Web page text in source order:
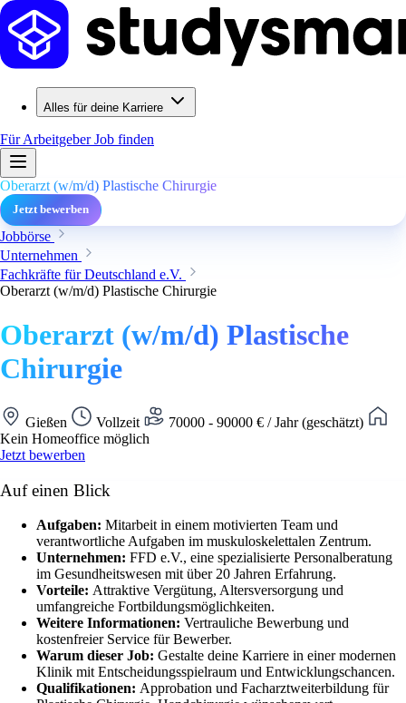
Alles für deine Karriere
Für ArbeitgeberJob finden
Oberarzt (w/m/d) Plastische Chirurgie
Jetzt bewerben
Jobbörse
Unternehmen
Fachkräfte für Deutschland e.V.
Oberarzt (w/m/d) Plastische Chirurgie
Oberarzt (w/m/d) Plastische
Chirurgie
Gießen Vollzeit
70000 - 90000 € / Jahr (geschätzt)
Kein Homeoffice möglich
Jetzt bewerben
Auf einen Blick
Aufgaben: Mitarbeit in einem motivierten Team und
verantwortliche Aufgaben im muskuloskelettalen Zentrum.
Unternehmen: FFD e.V., eine spezialisierte Personalberatung
im Gesundheitswesen mit über 20 Jahren Erfahrung.
Vorteile: Attraktive Vergütung, Altersversorgung und
umfangreiche Fortbildungsmöglichkeiten.
Weitere Informationen: Vertrauliche Bewerbung und
kostenfreier Service für Bewerber.
Warum dieser Job: Gestalte deine Karriere in einer modernen
Klinik mit Entscheidungsspielraum und Entwicklungschancen.
Qualifikationen: Approbation und Facharztweiterbildung für